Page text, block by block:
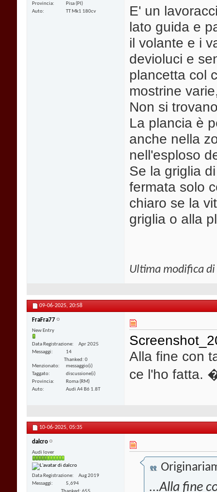
Provincia
Pisa (PI)
Auto
TT Mk1 180cv
E' un
lato guida e
il volante e i
devioluci e
plancetta col
mostrine
Non si
La plancia è
anche nella
nell'esploso
Se la griglia
fermata solo
chiaro se la
griglia o alla
Ultima modifica
09-06-2025, 20:58
FraFra77
New Entry
Data Registrazione
Apr 2025
Messaggi
14
Thanked: 0
Menzionato
messaggio(i)
Taggato
discussione(i)
Provincia
Roma (RM)
Auto
Audi A4 B6 1.8T
Alla fine con
ce l'ho fatta.
10-06-2025, 05:35
dalcro
Audi lover
Data Registrazione
Aug 2019
Messaggi
5,694
...Alla fine